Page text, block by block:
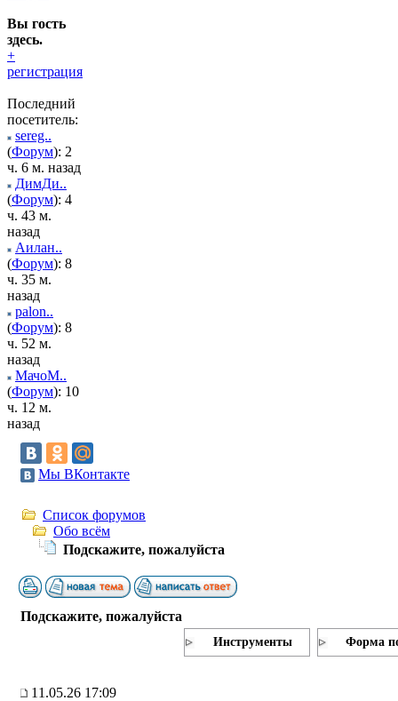
Вы гость
здесь.
+
регистрация
Последний
посетитель:
sereg..
(Форум): 2
ч. 6 м. назад
ДимДи..
(Форум): 4
ч. 43 м.
назад
Аилан..
(Форум): 8
ч. 35 м.
назад
palon..
(Форум): 8
ч. 52 м.
назад
МачоМ..
(Форум): 10
ч. 12 м.
назад
Мы ВКонтакте
Список форумов
Обо всём
Подскажите, пожалуйста
Подскажите, пожалуйста
Инструменты Форма
11.05.26 17:09